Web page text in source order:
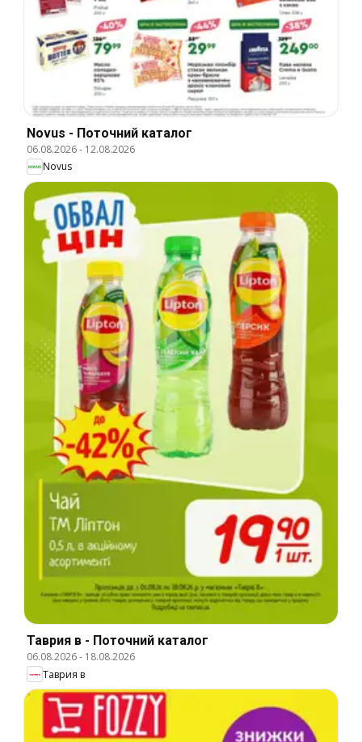
Novus - Поточний каталог
06.08.2026- 12.08.2026
Novus
Таврия в - Поточний каталог
06.08.2026- 18.08.2026
Таврия в